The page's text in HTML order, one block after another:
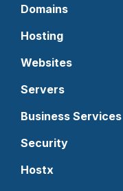
Domains
Hosting
Websites
Servers
Business Services
Security
Hostx